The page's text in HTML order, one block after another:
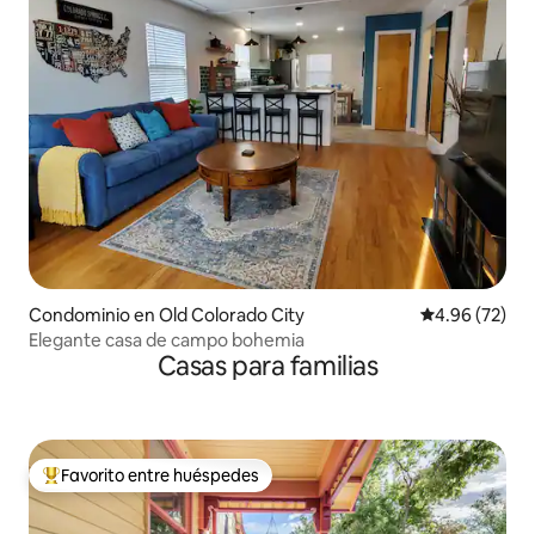
Condominio en Old Colorado City Calificación
4.96 (72)
Elegante casa de campo bohemia
Casas para familias
De los mejores en Favorito entre huéspedes
Favorito entre huéspedes